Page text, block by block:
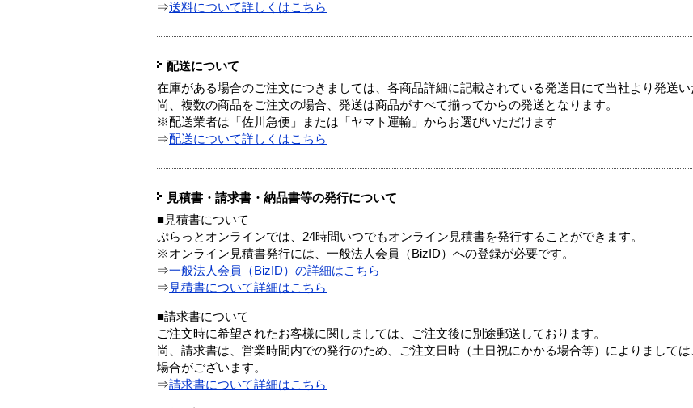
⇒送料について詳しくはこちら
配送について
在庫がある場合のご注文につきましては、各商品詳細に記載されている発送日にて当社より発送い
尚、複数の商品をご注文の場合、発送は商品がすべて揃ってからの発送となります。
※配送業者は「佐川急便」または「ヤマト運輸」からお選びいただけます
⇒配送について詳しくはこちら
見積書・請求書・納品書等の発行について
■見積書について
ぷらっとオンラインでは、24時間いつでもオンライン見積書を発行することができます。
※オンライン見積書発行には、一般法人会員（BizID）への登録が必要です。
⇒一般法人会員（BizID）の詳細はこちら
⇒ 見積書について詳細はこちら
■請求書について
ご注文時に希望されたお客様に関しましては、ご注文後に別途郵送しております。
尚、請求書は、営業時間内での発行のため、ご注文日時（土日祝にかかる場合等）によりまして
場合がございます。
⇒請求書について詳細はこちら